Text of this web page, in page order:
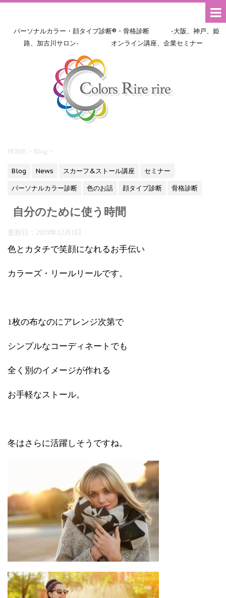
パーソナルカラー・顔タイプ診断®・骨格診断 -大阪、神戸、姫
路、加古川サロン- オンライン講座、企業セミナー
HOME > Blog >
Blog News スカーフ&ストール講座
セミナー
パーソナルカラー診断
色のお話 顔タイプ診断 骨格診断
自分のために使う時間
更新日： 2019年12月1日
色とカタチで笑顔になれるお手伝い
カラーズ・リールリールです。
1枚の布なのにアレンジ次第で
シンプルなコーディネートでも
全く別のイメージが作れる
お手軽なストール。
冬はさらに活躍しそうですね。